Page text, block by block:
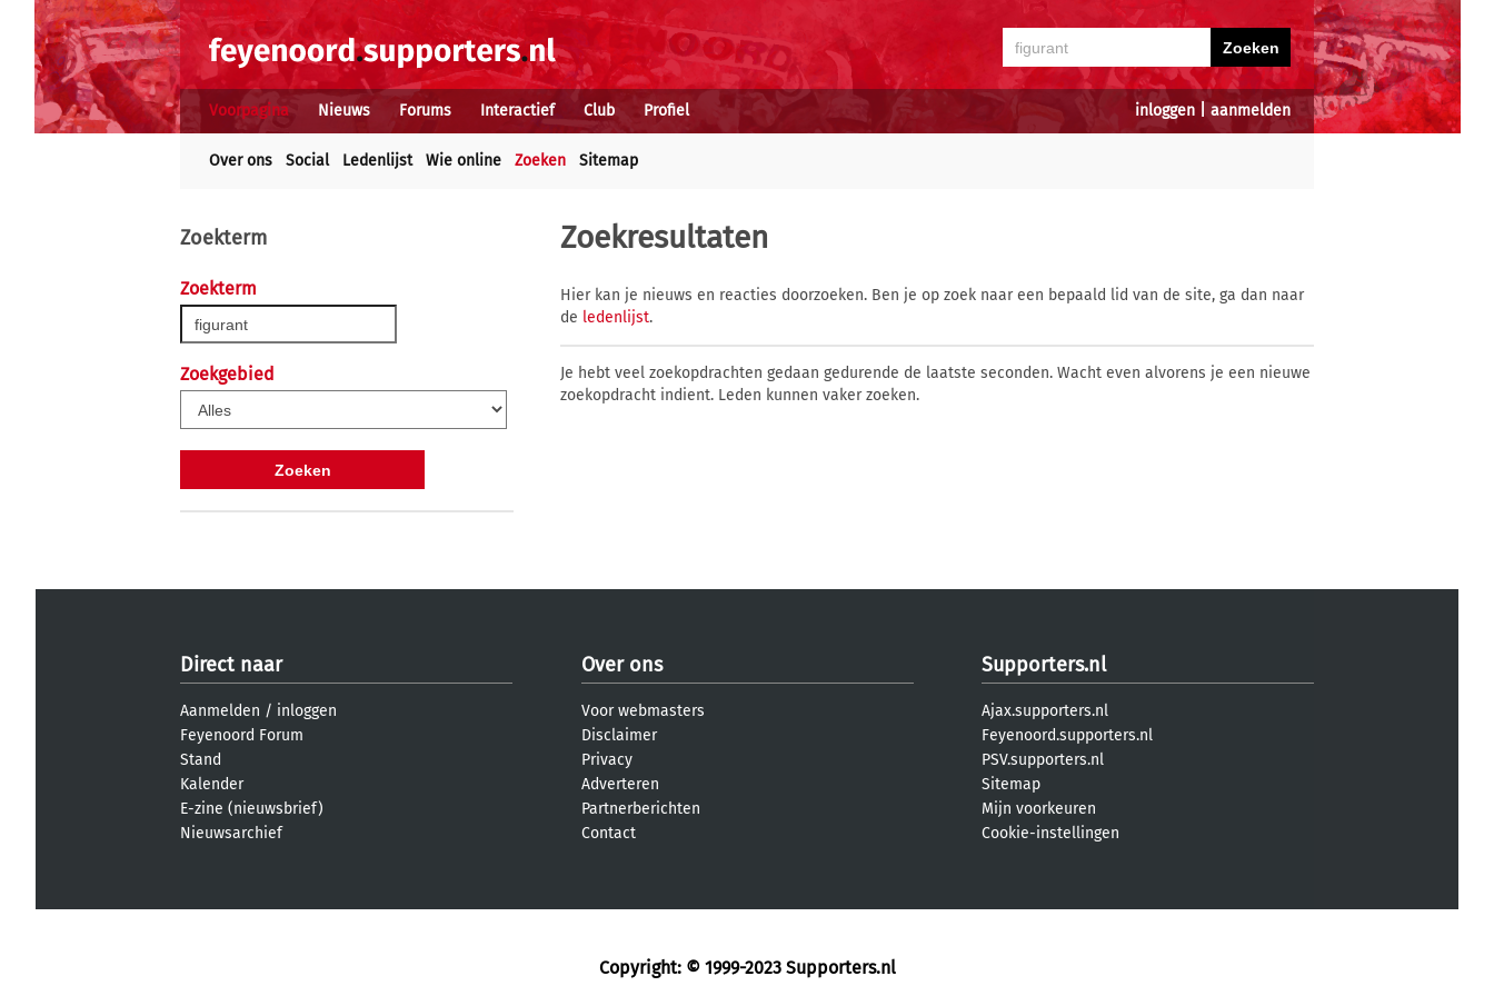
inloggen aanmelden
Voorpagina Nieuws Forums Interactief Club Profiel
Over ons Social Ledenlijst Wie online Zoeken Sitemap
Zoekterm
Zoekterm
Zoekgebied
Zoekresultaten
Hier kan je nieuws en reacties doorzoeken. Ben je op zoek naar een bepaald lid van de site, ga dan naar
de ledenlijst.
Je hebt veel zoekopdrachten gedaan gedurende de laatste seconden. Wacht even alvorens je een nieuwe
zoekopdracht indient. Leden kunnen vaker zoeken.
Direct naar
Aanmelden / inloggen
Feyenoord Forum
Stand
Kalender
E-zine (nieuwsbrief)
Nieuwsarchief
Over ons
Voor webmasters
Disclaimer
Privacy
Adverteren
Partnerberichten
Contact
Supporters.nl
Ajax.supporters.nl
Feyenoord.supporters.nl
PSV.supporters.nl
Sitemap
Mijn voorkeuren
Cookie-instellingen
Copyright: © 1999-2023 Supporters.nl